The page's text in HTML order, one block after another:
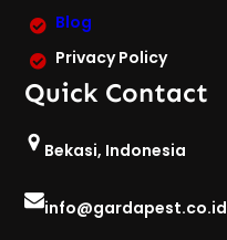
Blog
Privacy Policy
Quick Contact
Bekasi, Indonesia
info@gardapest.co.id